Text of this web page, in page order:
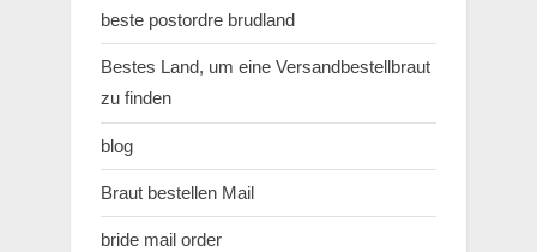
beste postordre brudland
Bestes Land, um eine Versandbestellbraut
zu finden
blog
Braut bestellen Mail
bride mail order